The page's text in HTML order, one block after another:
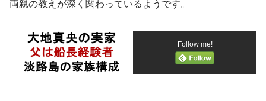
両親の教えが深く関わっているようです。
Follow me!